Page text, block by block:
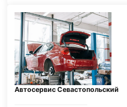
Автосервис Севастопольский